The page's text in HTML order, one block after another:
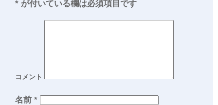
* が付いている欄は必須項目です
コメント
名前 *